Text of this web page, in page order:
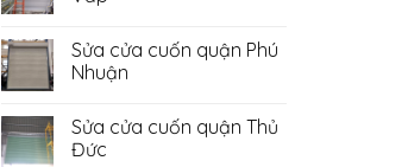
ở
Cuốn
Quận
Bình
bình
luận
ở
cuốn
quận
Gò
Sửa cửa cuốn quận Phú
Nhuận
bình
luận
ở
Sửa cửa cuốn quận Thủ
Đức